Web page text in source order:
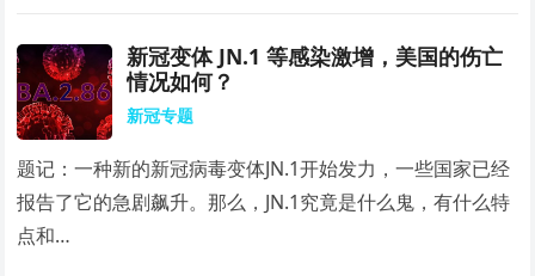
新冠变体 JN.1 等感染激增，美国的伤亡
情况如何？
新冠专题
题记：一种新的新冠病毒变体JN.1开始发力，一些国家已经
报告了它的急剧飙升。那么，JN.1究竟是什么鬼，有什么特
点和…